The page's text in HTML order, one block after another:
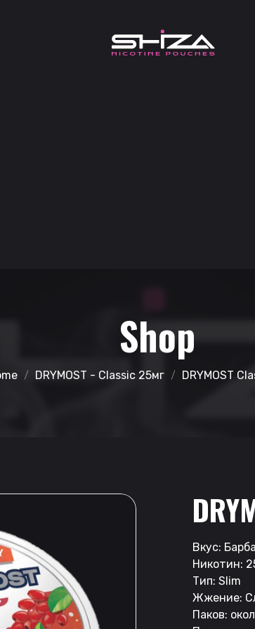
Shop
DRYMOST - Classic 25мг DRYMOST
Вкус:
Никотин:
Тип: Slim
Жжение:
Паков: